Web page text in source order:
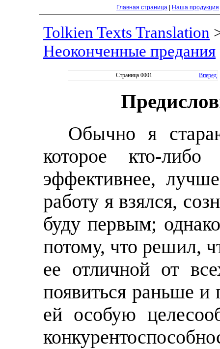
Главная страница Наша продукция
Tolkien Texts Translation
Неоконченные предания
Страница 0001 Вперед
Обычно я
которое кто-
эффективнее,
работу я взялся,
буду первым;
потому, что решил,
ее отличной от
появиться раньше и
ей особую